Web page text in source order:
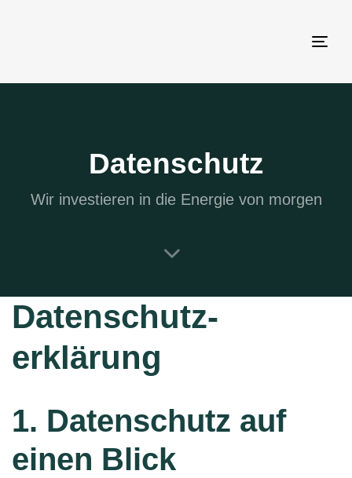
Datenschutz
Wir investieren in die Energie von morgen
Datenschutz­
erklärung
1. Datenschutz auf
einen Blick